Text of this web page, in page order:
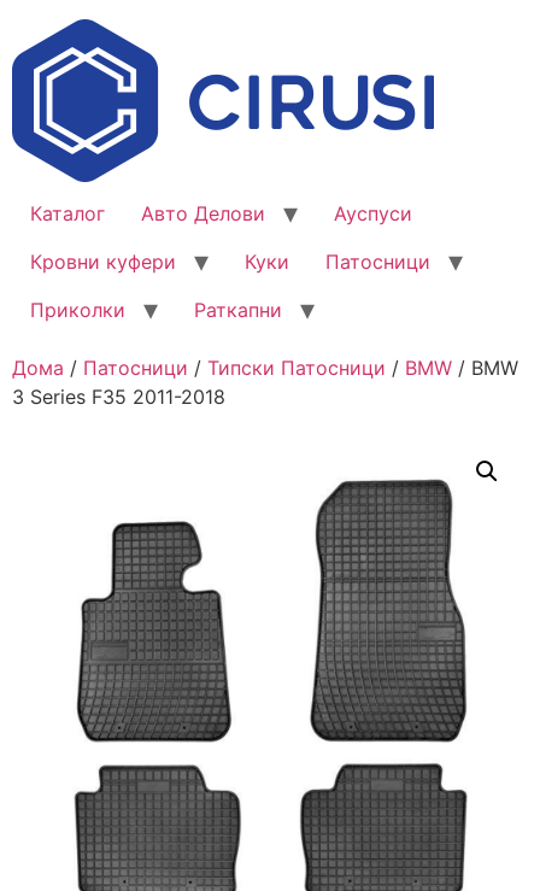
Каталог Авто Делови
Ауспуси
Кровни куфери
Куки
Патосници
Приколки
Раткапни
Дома / Патосници / Типски Патосници / BMW / BMW
3 Series F35 2011-2018